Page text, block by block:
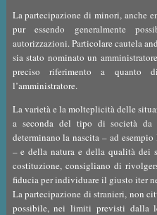
La partecipazione di minori, anche
pur essendo generalmente
autorizzazioni. Particolare cautela
sia stato nominato un
preciso riferimento a quanto
l’amministratore.
La varietà e la molteplicità delle
a seconda del tipo di società da
determinano la nascita – ad
– e della natura e della qualità dei
costituzione, consigliano di
fiducia per individuare il giusto iter
La partecipazione di stranieri, non
possibile, nei limiti previsti dalla